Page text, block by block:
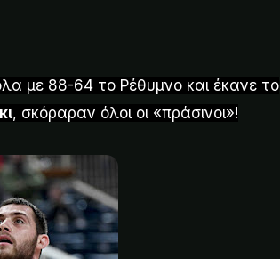
με 88-64 το Ρέθυμνο και έκανε το
, σκόραραν όλοι οι «πράσινοι»!